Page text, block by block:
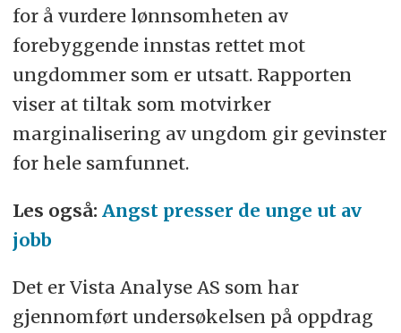
for å vurdere lønnsomheten av
forebyggende innstas rettet mot
ungdommer som er utsatt. Rapporten
viser at tiltak som motvirker
marginalisering av ungdom gir gevinster
for hele samfunnet.
Les også: Angst presser de unge ut av
jobb
Det er Vista Analyse AS som har
gjennomført undersøkelsen på oppdrag